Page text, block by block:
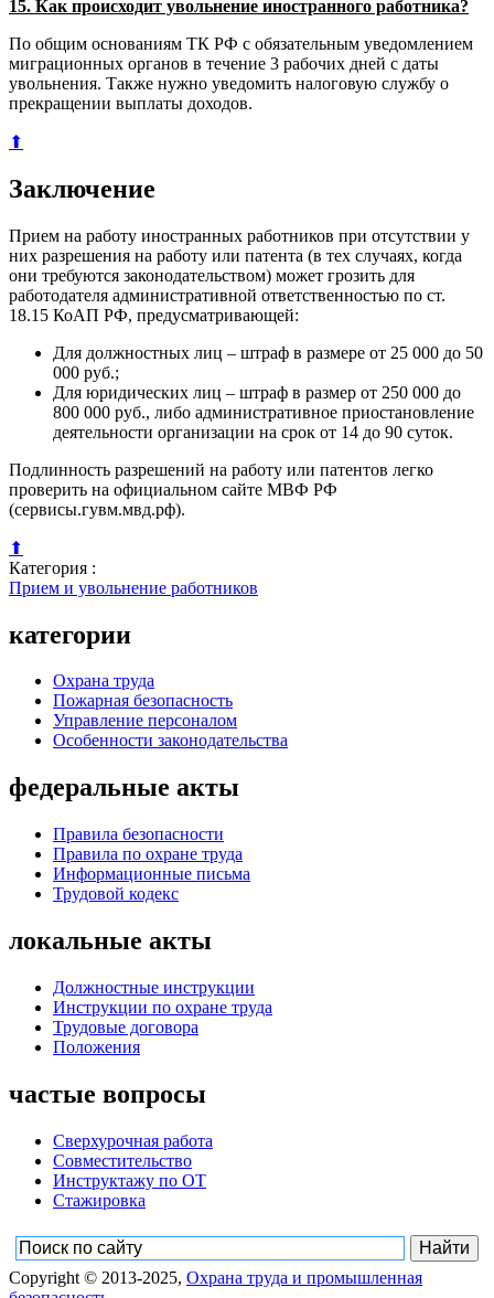
15. Как происходит увольнение иностранного работника?
По общим основаниям ТК РФ с обязательным уведомлением
миграционных органов в течение 3 рабочих дней с даты
увольнения. Также нужно уведомить налоговую службу о
прекращении выплаты доходов.
⬆
Заключение
Прием на работу иностранных работников при отсутствии у
них разрешения на работу или патента (в тех случаях, когда
они требуются законодательством) может грозить для
работодателя административной ответственностью по ст.
18.15 КоАП РФ, предусматривающей:
Для должностных лиц – штраф в размере от 25 000 до 50
000 руб.;
Для юридических лиц – штраф в размер от 250 000 до
800 000 руб., либо административное приостановление
деятельности организации на срок от 14 до 90 суток.
Подлинность разрешений на работу или патентов легко
проверить на официальном сайте МВФ РФ
(сервисы.гувм.мвд.рф).
⬆
Категория :
Прием и увольнение работников
категории
Охрана труда
Пожарная безопасность
Управление персоналом
Особенности законодательства
федеральные акты
Правила безопасности
Правила по охране труда
Информационные письма
Трудовой кодекс
локальные акты
Должностные инструкции
Инструкции по охране труда
Трудовые договора
Положения
частые вопросы
Сверхурочная работа
Совместительство
Инструктажу по ОТ
Стажировка
Copyright © 2013-2025, Охрана труда и промышленная